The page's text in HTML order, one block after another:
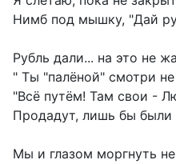
Нимб под мышку, "Дай
Рубль дали... на это не
" Ты "палёной" смотри
"Всё путём! Там свои -
Продадут, лишь бы были
Мы и глазом моргнуть